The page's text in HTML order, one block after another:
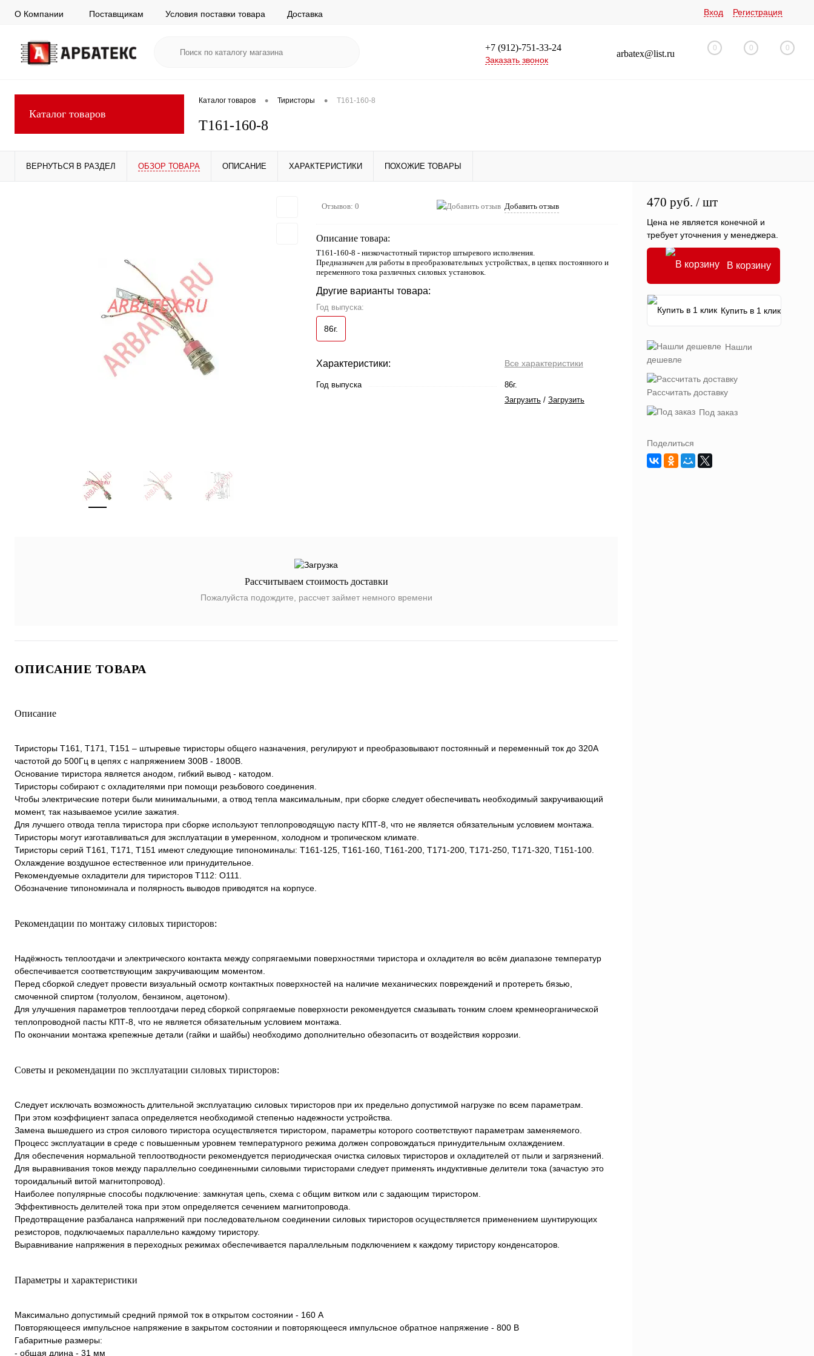
О Компании Поставщикам Условия поставки товара Доставка Вход Регистрация
+7 (912)-751-33-24
Заказать звонок
arbatex@list.ru
0 0 0
Каталог товаров
Каталог товаров • Тиристоры • Т161-160-8
Т161-160-8
ВЕРНУТЬСЯ В РАЗДЕЛ ОБЗОР ТОВАРА ОПИСАНИЕ ХАРАКТЕРИСТИКИ ПОХОЖИЕ ТОВАРЫ
Отзывов: 0 Добавить отзыв
Описание товара:
Т161-160-8 - низкочастотный тиристор штыревого исполнения.
Предназначен для работы в преобразовательных устройствах, в цепях постоянного и
переменного тока различных силовых установок.
Другие варианты товара:
Год выпуска:
86г.
Характеристики: Все характеристики
Год выпуска
86г.
Загрузить / Загрузить
Рассчитываем стоимость доставки
Пожалуйста подождите, рассчет займет немного времени
ОПИСАНИЕ ТОВАРА
Описание
Тиристоры Т161, Т171, Т151 – штыревые тиристоры общего назначения, регулируют и преобразовывают постоянный и переменный ток до 320А
частотой до 500Гц в цепях с напряжением 300В - 1800В.
Основание тиристора является анодом, гибкий вывод - катодом.
Тиристоры собирают с охладителями при помощи резьбового соединения.
Чтобы электрические потери были минимальными, а отвод тепла максимальным, при сборке следует обеспечивать необходимый закручивающий
момент, так называемое усилие зажатия.
Для лучшего отвода тепла тиристора при сборке используют теплопроводящую пасту КПТ-8, что не является обязательным условием монтажа.
Тиристоры могут изготавливаться для эксплуатации в умеренном, холодном и тропическом климате.
Тиристоры серий Т161, Т171, Т151 имеют следующие типономиналы: Т161-125, Т161-160, Т161-200, Т171-200, Т171-250, Т171-320, Т151-100.
Охлаждение воздушное естественное или принудительное.
Рекомендуемые охладители для тиристоров Т112: О111.
Обозначение типономинала и полярность выводов приводятся на корпусе.
Рекомендации по монтажу силовых тиристоров:
Надёжность теплоотдачи и электрического контакта между сопрягаемыми поверхностями тиристора и охладителя во всём диапазоне температур
обеспечивается соответствующим закручивающим моментом.
Перед сборкой следует провести визуальный осмотр контактных поверхностей на наличие механических повреждений и протереть бязью,
смоченной спиртом (толуолом, бензином, ацетоном).
Для улучшения параметров теплоотдачи перед сборкой сопрягаемые поверхности рекомендуется смазывать тонким слоем кремнеорганической
теплопроводной пасты КПТ-8, что не является обязательным условием монтажа.
По окончании монтажа крепежные детали (гайки и шайбы) необходимо дополнительно обезопасить от воздействия коррозии.
Советы и рекомендации по эксплуатации силовых тиристоров:
Следует исключать возможность длительной эксплуатацию силовых тиристоров при их предельно допустимой нагрузке по всем параметрам.
При этом коэффициент запаса определяется необходимой степенью надежности устройства.
Замена вышедшего из строя силового тиристора осуществляется тиристором, параметры которого соответствуют параметрам заменяемого.
Процесс эксплуатации в среде с повышенным уровнем температурного режима должен сопровождаться принудительным охлаждением.
Для обеспечения нормальной теплоотводности рекомендуется периодическая очистка силовых тиристоров и охладителей от пыли и загрязнений.
Для выравнивания токов между параллельно соединенными силовыми тиристорами следует применять индуктивные делители тока (зачастую это
тороидальный витой магнитопровод).
Наиболее популярные способы подключение: замкнутая цепь, схема с общим витком или с задающим тиристором.
Эффективность делителей тока при этом определяется сечением магнитопровода.
Предотвращение разбаланса напряжений при последовательном соединении силовых тиристоров осуществляется применением шунтирующих
резисторов, подключаемых параллельно каждому тиристору.
Выравнивание напряжения в переходных режимах обеспечивается параллельным подключением к каждому тиристору конденсаторов.
Параметры и характеристики
Максимально допустимый средний прямой ток в открытом состоянии - 160 А
Повторяющееся импульсное напряжение в закрытом состоянии и повторяющееся импульсное обратное напряжение - 800 В
Габаритные размеры:
- общая длина - 31 мм
470 руб. / шт
Цена не является конечной и
требует уточнения у менеджера.
В корзину
Купить в 1 клик
Нашли
дешевле
Рассчитать доставку
Под заказ
Поделиться